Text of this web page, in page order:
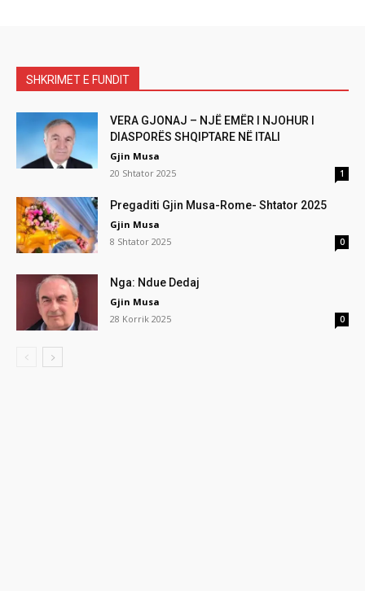
SHKRIMET E FUNDIT
VERA GJONAJ – NJË EMËR I NJOHUR I
DIASPORËS SHQIPTARE NË ITALI
Gjin Musa
20 Shtator 2025
1
Pregaditi Gjin Musa-Rome- Shtator 2025
Gjin Musa
8 Shtator 2025
0
Nga: Ndue Dedaj
Gjin Musa
28 Korrik 2025
0